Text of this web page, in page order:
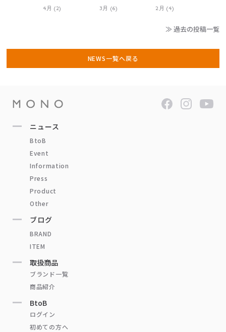
4月 (2)
3月 (6) 2月 (4)
≫ 過去の投稿一覧
NEWS一覧へ戻る
ニュース
BtoB
Event
Information
Press
Product
Other
ブログ
BRAND
ITEM
取扱商品
ブランド一覧
商品紹介
BtoB
ログイン
初めての方へ